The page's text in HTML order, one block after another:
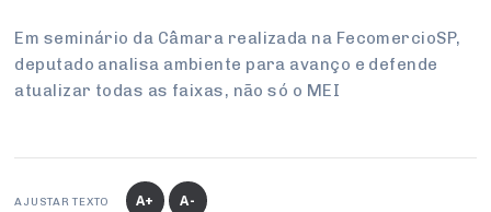
PROJETOS ESPECIAIS:
UM BRASIL
Internacional
Inteligência Artificial
Trabalho
Empresas
Negócios
Varejo
ESG
Últimas Notícias
INSTITUCIONAL
Sobre
Negociações Coletivas
Conselho de Turismo
Conselho de Emprego e Relações do Trabalho
EMPRESAS
Em seminário da Câmara realizada na FecomercioSP,
deputado analisa ambiente para avanço e defende
atualizar todas as faixas, não só o MEI
AJUSTAR TEXTO A+ A-